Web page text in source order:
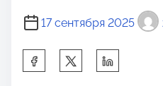
17 сентября 2025